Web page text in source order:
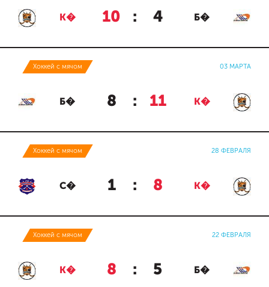
К� 10 : 4 Б�
Хоккей с мячом 03 МАРТА
Б� 8 : 11 К�
Хоккей с мячом 28 ФЕВРАЛЯ
С� 1 : 8 К�
Хоккей с мячом 22 ФЕВРАЛЯ
К� 8 : 5 Б�